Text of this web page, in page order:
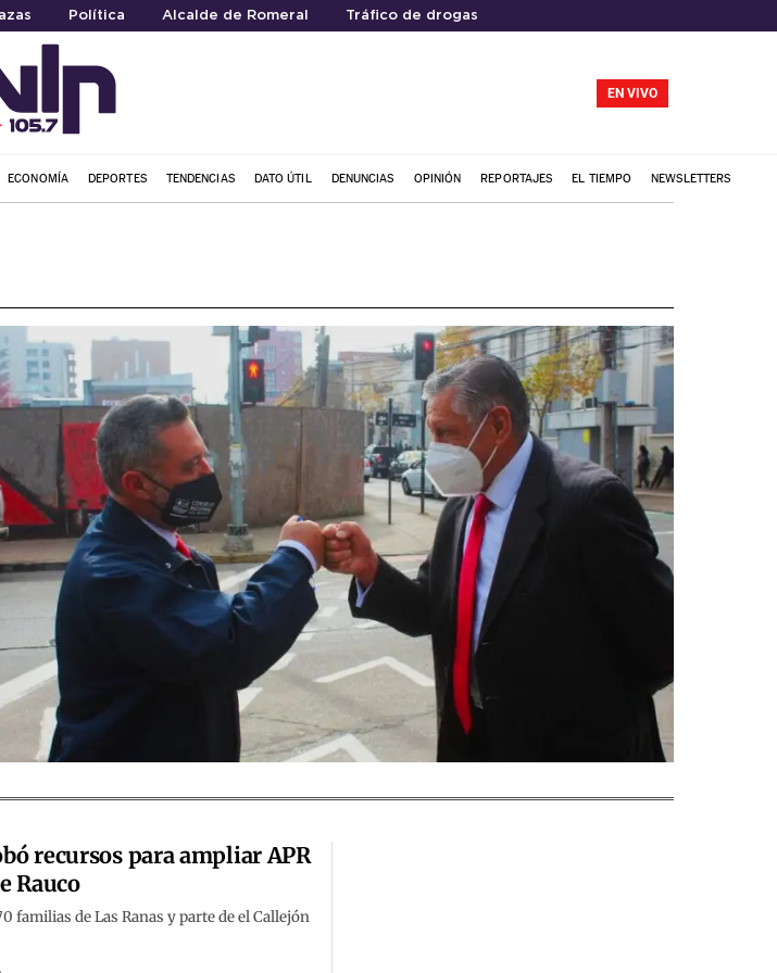
Política Alcalde de Romeral Tráfico de drogas
EN VIVO
ECONOMÍA DEPORTES TENDENCIAS DATO ÚTIL DENUNCIAS OPINIÓN REPORTAJES EL TIEMPO NEWSLETTERS
recursos para ampliar APR
Rauco
familias de Las Ranas y parte de el Callejón